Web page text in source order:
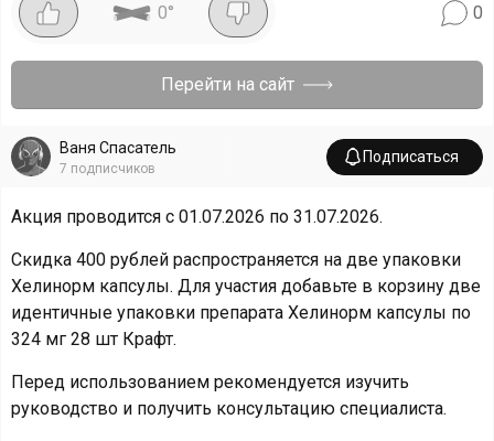
0° 0
Перейти на сайт
Ваня Спасатель
7 подписчиков
Подписаться
Акция проводится с 01.07.2026 по 31.07.2026.
Скидка 400 рублей распространяется на две упаковки
Хелинорм капсулы. Для участия добавьте в корзину две
идентичные упаковки препарата Хелинорм капсулы по
324 мг 28 шт Крафт.
Перед использованием рекомендуется изучить
руководство и получить консультацию специалиста.